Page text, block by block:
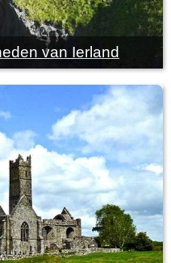
van Ierland